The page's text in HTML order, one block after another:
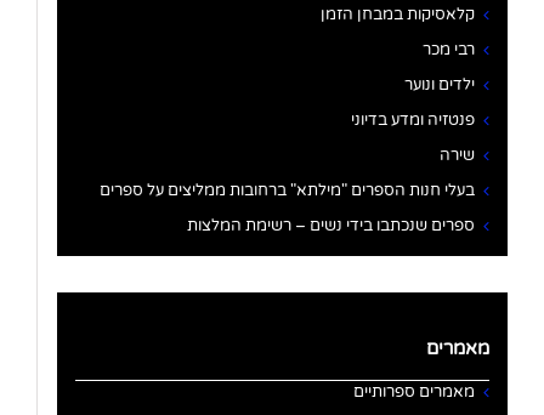
קלאסיקות במבחן הזמן
רבי מכר
ילדים ונוער
פנטזיה ומדע בדיוני
שירה
בעלי חנות הספרים "מילתא" ברחובות ממליצים על ספרים
ספרים שנכתבו בידי נשים – רשימת המלצות
מאמרים
מאמרים ספרותיים